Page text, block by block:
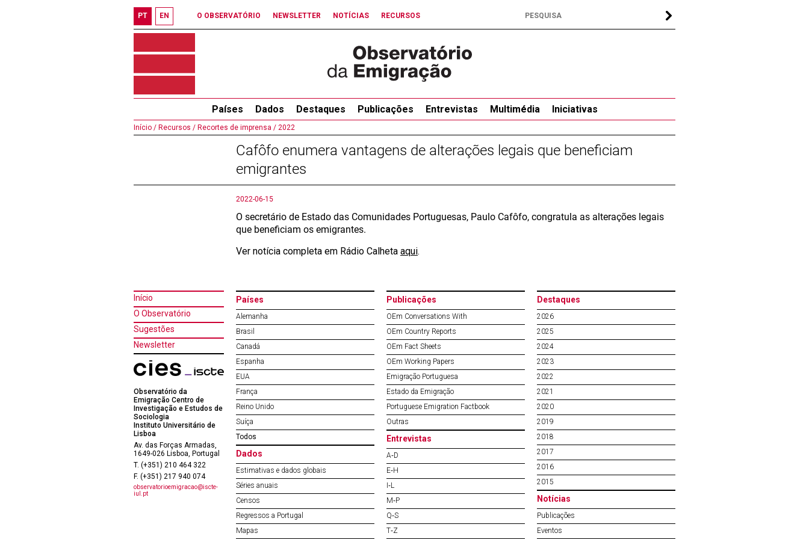
PT EN O OBSERVATÓRIO NEWSLETTER NOTÍCIAS RECURSOS
Países Dados Destaques Publicações Entrevistas Multimédia Iniciativas
Início / Recursos / Recortes de imprensa / 2022
Cafôfo enumera vantagens de alterações legais que beneficiam
emigrantes
2022-06-15
O secretário de Estado das Comunidades Portuguesas, Paulo Cafôfo, congratula as alterações legais
que beneficiam os emigrantes.
Ver notícia completa em Rádio Calheta aqui.
Início
O Observatório
Sugestões
Newsletter
Observatório da
Emigração Centro de
Investigação e Estudos de
Sociologia
Instituto Universitário de
Lisboa
Av. das Forças Armadas,
1649-026 Lisboa, Portugal
T. (+351) 210 464 322
F. (+351) 217 940 074
observatorioemigracao@iscte-
iul.pt
Países
Alemanha
Brasil
Canadá
Espanha
EUA
França
Reino Unido
Suíça
Todos
Dados
Estimativas e dados globais
Séries anuais
Censos
Regressos a Portugal
Mapas
Publicações
OEm Conversations With
OEm Country Reports
OEm Fact Sheets
OEm Working Papers
Emigração Portuguesa
Estado da Emigração
Portuguese Emigration Factbook
Outras
Entrevistas
A‐D
E‐H
I‐L
M‐P
Q‐S
T‐Z
Destaques
2026
2025
2024
2023
2022
2021
2020
2019
2018
2017
2016
2015
Notícias
Publicações
Eventos